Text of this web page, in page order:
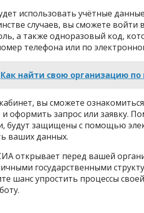
использовать учётные
случаев, вы сможете войти
а также одноразовый код,
телефона или по
Как найти свою организацию по
вы сможете ознакомиться
оформить запрос или заявку.
будут защищены с помощью
ваших данных.
открывает перед вашей
государственными
шанс упростить процессы